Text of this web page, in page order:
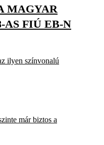
MAGYAR
AS FIÚ EB-N
ilyen színvonalú
már biztos a